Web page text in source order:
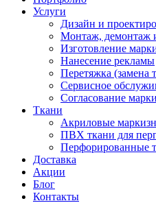
Услуги
Дизайн и
Монтаж, демонтаж
Изготовление
Нанесение рекламы
Перетяжка (замена
Сервисное
Согласование
Ткани
Акриловые
ПВХ ткани для
Перфорированные
Доставка
Акции
Блог
Контакты